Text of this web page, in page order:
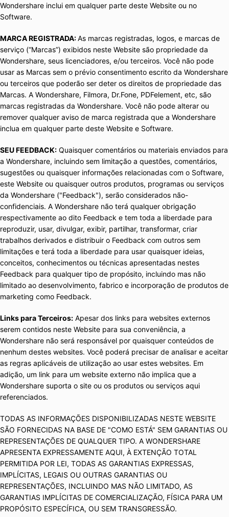
Wondershare inclui em qualquer parte deste Website ou no
Software.
MARCA REGISTRADA:As marcas registradas, logos, e marcas de
serviço (“Marcas”) exibidos neste Website são propriedade da
Wondershare, seus licenciadores, e/ou terceiros. Você não pode
usar as Marcas sem o prévio consentimento escrito da Wondershare
ou terceiros que poderão ser deter os direitos de propriedade das
Marcas. A Wondershare, Filmora, Dr.Fone, PDFelement, etc, são
marcas registradas da Wondershare. Você não pode alterar ou
remover qualquer aviso de marca registrada que a Wondershare
inclua em qualquer parte deste Website e Software.
SEU FEEDBACK: Quaisquer comentários ou materiais enviados para
a Wondershare, incluindo sem limitação a questões, comentários,
sugestões ou quaisquer informações relacionadas com o Software,
este Website ou quaisquer outros produtos, programas ou serviços
da Wondershare ("Feedback"), serão considerados não-
confidenciais. A Wondershare não terá qualquer obrigação
respectivamente ao dito Feedback e tem toda a liberdade para
reproduzir, usar, divulgar, exibir, partilhar, transformar, criar
trabalhos derivados e distribuir o Feedback com outros sem
limitações e terá toda a liberdade para usar quaisquer ideias,
conceitos, conhecimentos ou técnicas apresentadas nestes
Feedback para qualquer tipo de propósito, incluindo mas não
limitado ao desenvolvimento, fabrico e incorporação de produtos de
marketing como Feedback.
Links para Terceiros: Apesar dos links para websites externos
serem contidos neste Website para sua conveniência, a
Wondershare não será responsável por quaisquer conteúdos de
nenhum destes websites. Você poderá precisar de analisar e aceitar
as regras aplicáveis de utilização ao usar estes websites. Em
adição, um link para um website externo não implica que a
Wondershare suporta o site ou os produtos ou serviços aqui
referenciados.
TODAS AS INFORMAÇÕES DISPONIBILIZADAS NESTE WEBSITE
SÃO FORNECIDAS NA BASE DE "COMO ESTÁ" SEM GARANTIAS OU
REPRESENTAÇÕES DE QUALQUER TIPO. A WONDERSHARE
APRESENTA EXPRESSAMENTE AQUI, À EXTENÇÃO TOTAL
PERMITIDA POR LEI, TODAS AS GARANTIAS EXPRESSAS,
IMPLÍCITAS, LEGAIS OU OUTRAS GARANTIAS OU
REPRESENTAÇÕES, INCLUINDO MAS NÃO LIMITADO, AS
GARANTIAS IMPLÍCITAS DE COMERCIALIZAÇÃO, FÍSICA PARA UM
PROPÓSITO ESPECÍFICA, OU SEM TRANSGRESSÃO.